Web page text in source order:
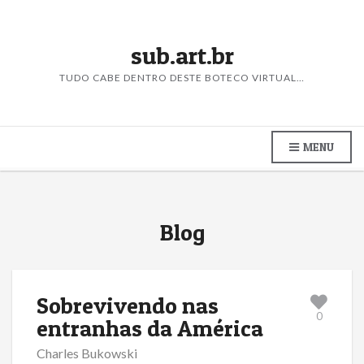
sub.art.br
TUDO CABE DENTRO DESTE BOTECO VIRTUAL…
MENU
Blog
Sobrevivendo nas
entranhas da América
0
Charles Bukowski